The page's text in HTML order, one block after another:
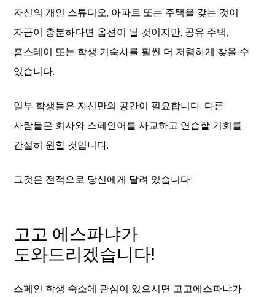
자신의 개인 스튜디오, 아파트 또는 주택을 갖는 것이
자금이 충분하다면 옵션이 될 것이지만, 공유 주택,
홈스테이 또는 학생 기숙사를 훨씬 더 저렴하게 찾을 수
있습니다.
일부 학생들은 자신만의 공간이 필요합니다. 다른
사람들은 회사와 스페인어를 사교하고 연습할 기회를
간절히 원할 것입니다.
그것은 전적으로 당신에게 달려 있습니다!
고고 에스파냐가
도와드리겠습니다!
스페인 학생 숙소에 관심이 있으시면 고고에스파냐가